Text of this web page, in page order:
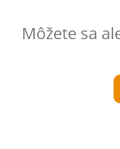
Môžete sa